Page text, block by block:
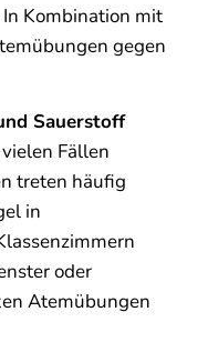
Kombination mit
gegen
Sauerstoff
Fällen
treten häufig
in
oder
Atemübungen